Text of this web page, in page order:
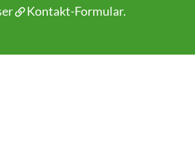
Kontakt-Formular.